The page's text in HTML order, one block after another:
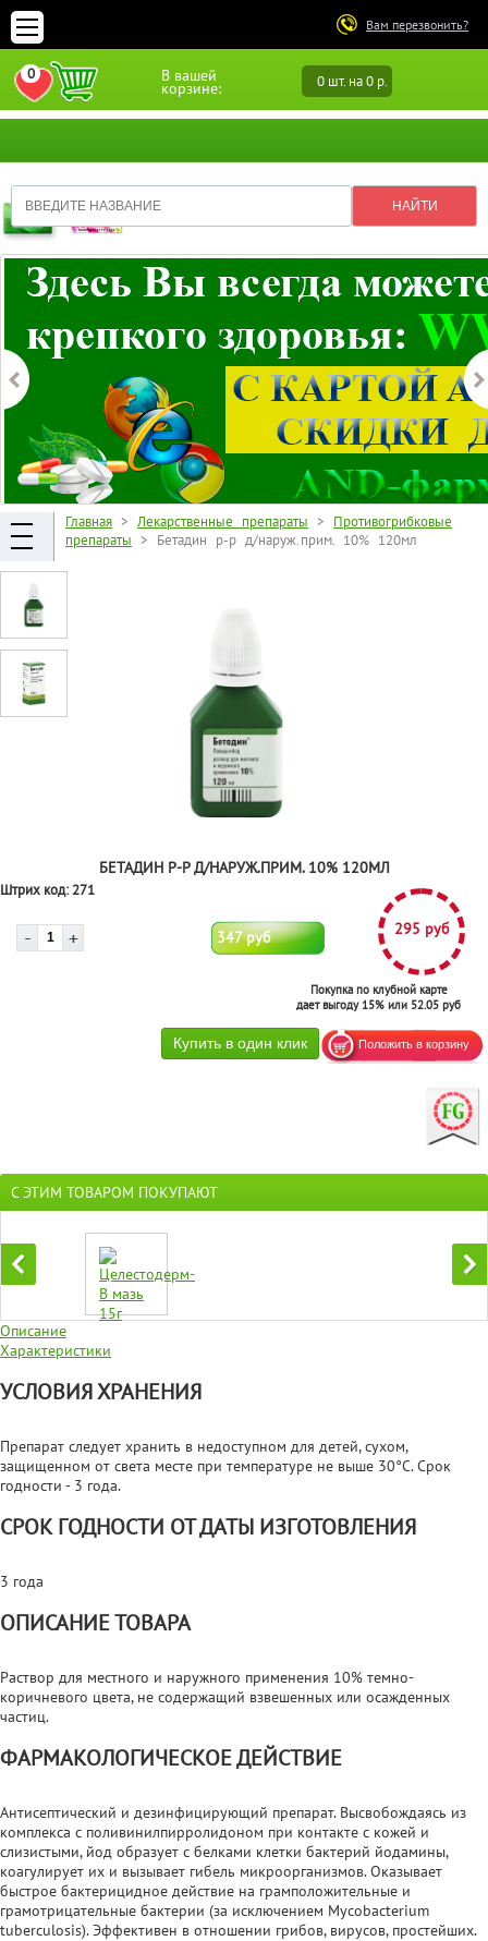
Вам перезвонить?
В вашей
корзине: 0 шт. на 0 р.
0
ПЕРЕЙТИ В ИЗБРАННОЕ
Главная > Лекарственные препараты > Противогрибковые
препараты > Бетадин р-р д/наруж.прим. 10% 120мл
БЕТАДИН Р-Р Д/НАРУЖ.ПРИМ. 10% 120МЛ
Штрих код:271
347 руб 295 руб
Покупка по клубной карте
дает выгоду 15% или 52.05 руб
С ЭТИМ ТОВАРОМ ПОКУПАЮТ
Описание
Характеристики
УСЛОВИЯ ХРАНЕНИЯ
Препарат следует хранить в недоступном для детей, сухом,
защищенном от света месте при температуре не выше 30°С. Срок
годности - 3 года.
СРОК ГОДНОСТИ ОТ ДАТЫ ИЗГОТОВЛЕНИЯ
3 года
ОПИСАНИЕ ТОВАРА
Раствор для местного и наружного применения 10% темно-
коричневого цвета, не содержащий взвешенных или осажденных
частиц.
ФАРМАКОЛОГИЧЕСКОЕ ДЕЙСТВИЕ
Антисептический и дезинфицирующий препарат. Высвобождаясь из
комплекса с поливинилпирролидоном при контакте с кожей и
слизистыми, йод образует с белками клетки бактерий йодамины,
коагулирует их и вызывает гибель микроорганизмов. Оказывает
быстрое бактерицидное действие на грамположительные и
грамотрицательные бактерии (за исключением Mycobacterium
tuberculosis). Эффективен в отношении грибов, вирусов, простейших.